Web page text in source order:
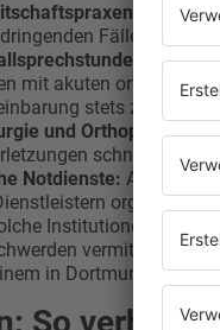
Hierbei
Fällen
Einige
mit akuten
stets zeitnah
und Orthopädie:
schnell und
Notdienste: Alternativ
organisiert
Institutionen treten
vermittelt der
in Dortmund